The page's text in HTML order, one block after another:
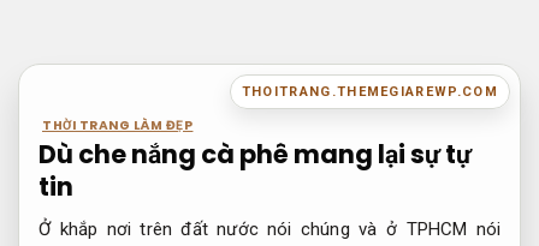
nội
THOITRANG.THEMEGIAREWP.COM
THỜI TRANG LÀM ĐẸP
Dù che nắng cà phê mang lại sự tự
tin
Ở khắp nơi trên đất nước nói chúng và ở TPHCM nói